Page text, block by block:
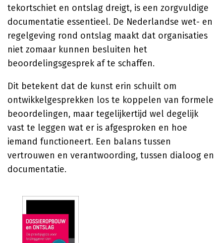
tekortschiet en ontslag dreigt, is een zorgvuldige
documentatie essentieel. De Nederlandse wet- en
regelgeving rond ontslag maakt dat organisaties
niet zomaar kunnen besluiten het
beoordelingsgesprek af te schaffen.
Dit betekent dat de kunst erin schuilt om
ontwikkelgesprekken los te koppelen van formele
beoordelingen, maar tegelijkertijd wel degelijk
vast te leggen wat er is afgesproken en hoe
iemand functioneert. Een balans tussen
vertrouwen en verantwoording, tussen dialoog en
documentatie.